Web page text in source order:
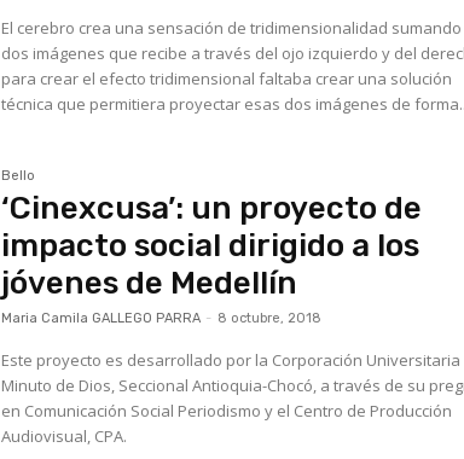
El cerebro crea una sensación de tridimensionalidad sumando
dos imágenes que recibe a través del ojo izquierdo y del
para crear el efecto tridimensional faltaba crear una solución
técnica que permitiera proyectar esas dos imágenes de
Bello
‘Cinexcusa’: un proyecto de
impacto social dirigido a los
jóvenes de Medellín
Maria Camila GALLEGO PARRA - 8 octubre, 2018
Este proyecto es desarrollado por la Corporación Universitaria
Minuto de Dios, Seccional Antioquia-Chocó, a través de su
en Comunicación Social Periodismo y el Centro de Producción
Audiovisual, CPA.